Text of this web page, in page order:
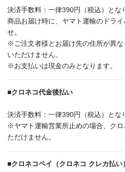
決済手数料：一律390円（税込）とな
商品お届け時に、ヤマト運輸のドラ
せ。
※ご注文者様とお届け先の住所が異
いただけません。
※お支払いは現金のみとなります。
■クロネコ代金後払い
決済手数料：一律390円（税込）とな
※ヤマト運輸営業所止めの場合、ク
ただけません。
■クロネコペイ（クロネコ クレカ払い）